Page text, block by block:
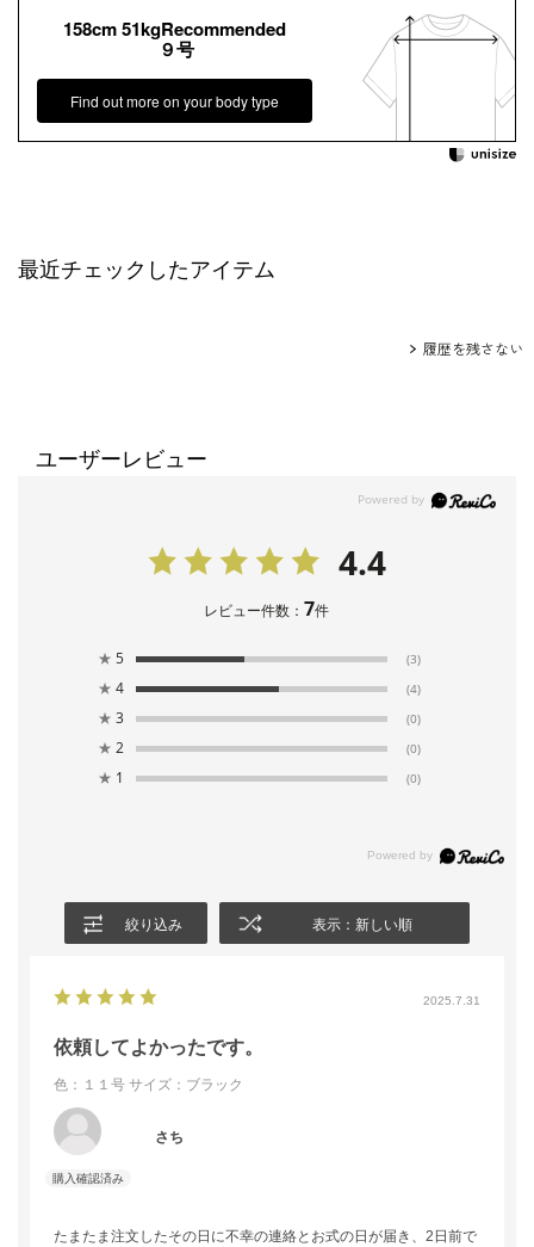
158cm 51kgRecommended
９号
Find out more on your body type
最近チェックしたアイテム
履歴を残さない
ユーザーレビュー
4.4
レビュー件数：7件
★ 5 (3)
★ 4 (4)
★ 3 (0)
★ 2 (0)
★ 1 (0)
絞り込み 表示：新しい順
2025.7.31
依頼してよかったです。
色：１１号 サイズ：ブラック
さち
たまたま注文したその日に不幸の連絡とお式の日が届き、2日前で